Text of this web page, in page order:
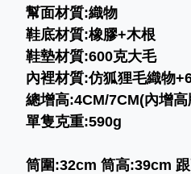
幫面材質:織物
鞋底材質:橡膠+木根
鞋墊材質:600克大毛
內裡材質:仿狐狸毛織物
總增高:4CM/7CM(內增高
單隻克重:590g
筒圍:32cm 筒高:39cm